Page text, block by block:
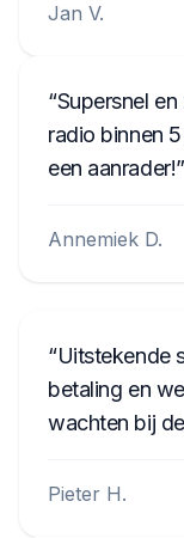
Jan V.
Supersnel
radio binnen
een aanrader!
Annemiek D.
Uitstekende
betaling en
wachten bij
Pieter H.